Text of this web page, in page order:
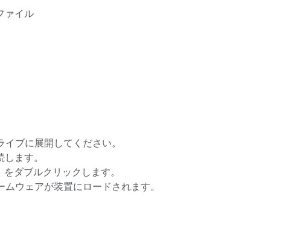
ァイル
ブに展開してください。
ます。
をダブルクリックします。
ウェアが装置にロードされます。